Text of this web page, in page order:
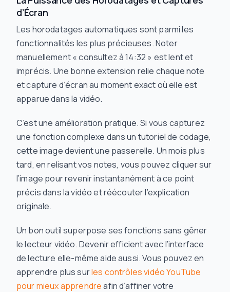
d’Écran
Les horodatages automatiques sont parmi les
fonctionnalités les plus précieuses. Noter
manuellement « consultez à 14:32 » est lent et
imprécis. Une bonne extension relie chaque note
et capture d’écran au moment exact où elle est
apparue dans la vidéo.
C’est une amélioration pratique. Si vous capturez
une fonction complexe dans un tutoriel de codage,
cette image devient une passerelle. Un mois plus
tard, en relisant vos notes, vous pouvez cliquer sur
l’image pour revenir instantanément à ce point
précis dans la vidéo et réécouter l’explication
originale.
Un bon outil superpose ses fonctions sans gêner
le lecteur vidéo. Devenir efficient avec l’interface
de lecture elle-même aide aussi. Vous pouvez en
apprendre plus surles contrôles vidéo YouTube
pour mieux apprendreafin d’affiner votre